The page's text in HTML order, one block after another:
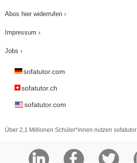
Abos hier widerrufen ›
Impressum ›
Jobs ›
sofatutor.com
sofatutor.ch
sofatutor.com
Über 2,1 Millionen Schüler*innen nutzen sofatutor